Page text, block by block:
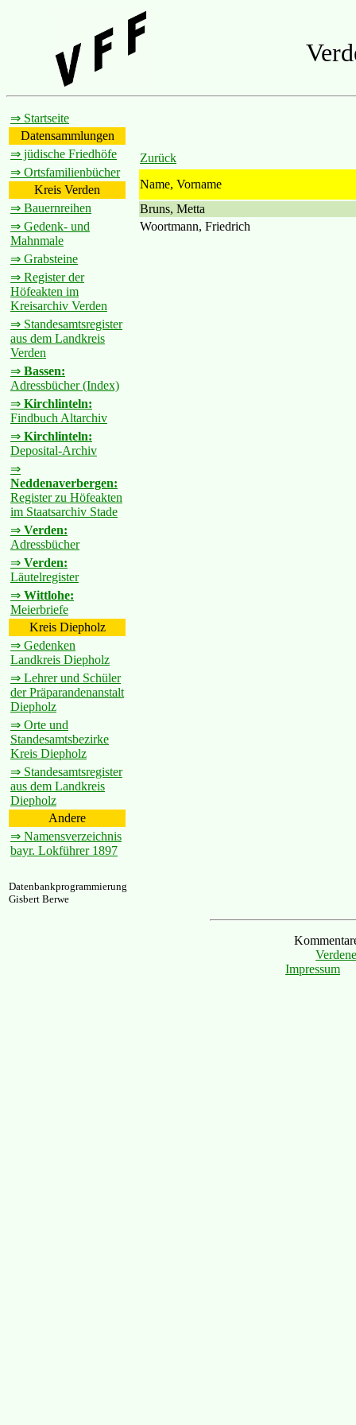
⇒ Startseite
Datensammlungen
⇒ jüdische Friedhöfe
⇒ Ortsfamilienbücher
Kreis Verden
⇒ Bauernreihen
⇒ Gedenk- und
Mahnmale
⇒ Grabsteine
⇒ Register der
Höfeakten im
Kreisarchiv Verden
⇒ Standesamtsregister
aus dem Landkreis
Verden
⇒ Bassen:
Adressbücher (Index)
⇒ Kirchlinteln:
Findbuch Altarchiv
⇒ Kirchlinteln:
Deposital-Archiv
⇒
Neddenaverbergen:
Register zu Höfeakten
im Staatsarchiv Stade
⇒ Verden:
Adressbücher
⇒ Verden:
Läutelregister
⇒ Wittlohe:
Meierbriefe
Kreis Diepholz
⇒ Gedenken
Landkreis Diepholz
⇒ Lehrer und Schüler
der Präparandenanstalt
Diepholz
⇒ Orte und
Standesamtsbezirke
Kreis Diepholz
⇒ Standesamtsregister
aus dem Landkreis
Diepholz
Andere
⇒ Namensverzeichnis
bayr. Lokführer 1897
Zurück
Name, Vorname
Bruns, Metta
Woortmann, Friedrich
Datenbankprogrammierung
Gisbert Berwe
Impressum